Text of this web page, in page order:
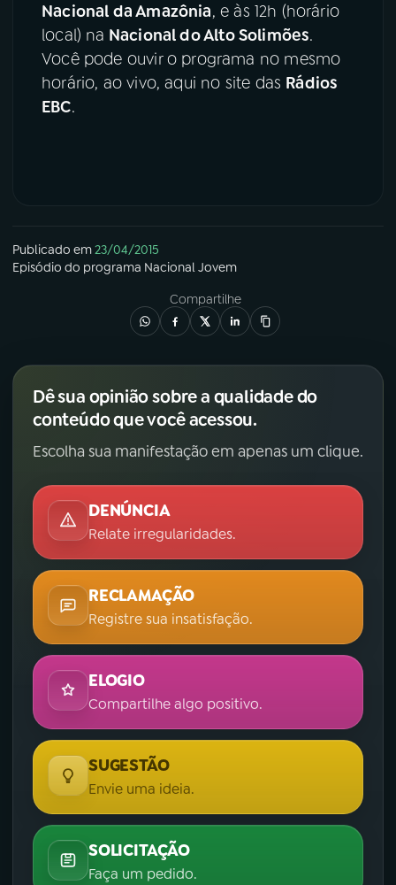
Nacional da Amazônia, e às 12h (horário
local) na Nacional do Alto Solimões.
Você pode ouvir o programa no mesmo
horário, ao vivo, aqui no site das Rádios
EBC.
Publicado em23/04/2015
Episódio do programa Nacional Jovem
Compartilhe
Dê sua opinião sobre a qualidade do
conteúdo que você acessou.
Escolha sua manifestação em apenas um clique.
DENÚNCIA
Relate irregularidades.
RECLAMAÇÃO
Registre sua insatisfação.
ELOGIO
Compartilhe algo positivo.
SUGESTÃO
Envie uma ideia.
SOLICITAÇÃO
Faça um pedido.